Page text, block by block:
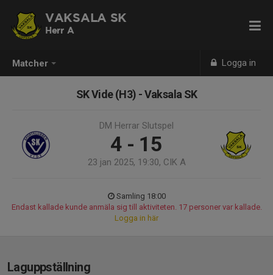
Matcher Logga in
VAKSALA SK
Herr A
SK Vide (H3) - Vaksala SK
DM Herrar Slutspel
4 - 15
23 jan 2025, 19:30, CIK A
Samling 18:00
Endast kallade kunde anmäla sig till aktiviteten. 17 personer var kallade.
Logga in här
Laguppställning